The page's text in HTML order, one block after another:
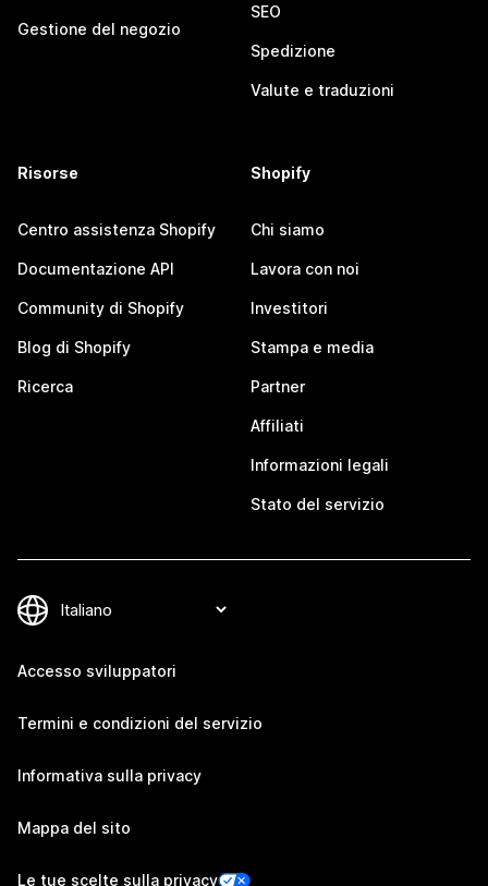
Gestione del negozio
SEO
Spedizione
Valute e traduzioni
Risorse
Centro assistenza Shopify
Documentazione API
Community di Shopify
Blog di Shopify
Ricerca
Shopify
Chi siamo
Lavora con noi
Investitori
Stampa e media
Partner
Affiliati
Informazioni legali
Stato del servizio
Accesso sviluppatori
Termini e condizioni del servizio
Informativa sulla privacy
Mappa del sito
Le tue scelte sulla privacy